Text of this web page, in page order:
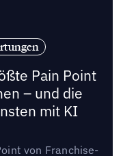
Pain Point
– und die
mit KI
von Franchise-